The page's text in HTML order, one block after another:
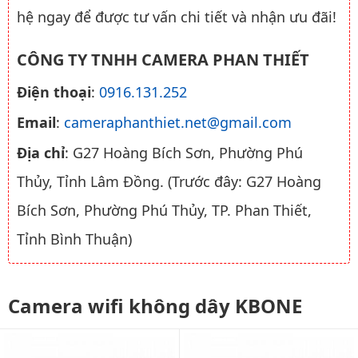
hệ ngay để được tư vấn chi tiết và nhận ưu đãi!
CÔNG TY TNHH CAMERA PHAN THIẾT
Điện thoại: 0916.131.252
Email: cameraphanthiet.net@gmail.com
Địa chỉ: G27 Hoàng Bích Sơn, Phường Phú
Thủy, Tỉnh Lâm Đồng. (Trước đây: G27 Hoàng
Bích Sơn, Phường Phú Thủy, TP. Phan Thiết,
Tỉnh Bình Thuận)
Camera wifi không dây KBONE